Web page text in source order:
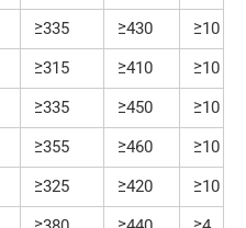
≥335 ≥430
≥10
≥315 ≥410
≥10
≥335 ≥450
≥10
≥355 ≥460
≥10
≥325 ≥420
≥10